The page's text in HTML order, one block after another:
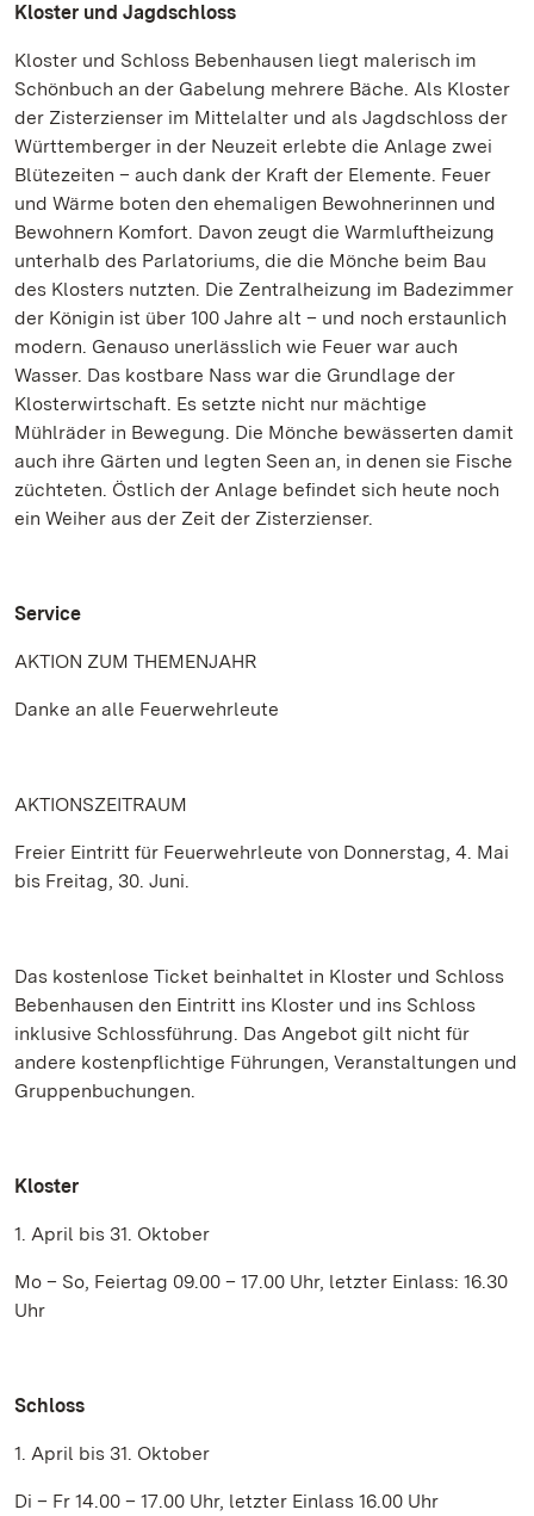
Kloster und Jagdschloss
Kloster und Schloss Bebenhausen liegt malerisch im
Schönbuch an der Gabelung mehrere Bäche. Als Kloster
der Zisterzienser im Mittelalter und als Jagdschloss der
Württemberger in der Neuzeit erlebte die Anlage zwei
Blütezeiten – auch dank der Kraft der Elemente. Feuer
und Wärme boten den ehemaligen Bewohnerinnen und
Bewohnern Komfort. Davon zeugt die Warmluftheizung
unterhalb des Parlatoriums, die die Mönche beim Bau
des Klosters nutzten. Die Zentralheizung im Badezimmer
der Königin ist über 100 Jahre alt – und noch erstaunlich
modern. Genauso unerlässlich wie Feuer war auch
Wasser. Das kostbare Nass war die Grundlage der
Klosterwirtschaft. Es setzte nicht nur mächtige
Mühlräder in Bewegung. Die Mönche bewässerten damit
auch ihre Gärten und legten Seen an, in denen sie Fische
züchteten. Östlich der Anlage befindet sich heute noch
ein Weiher aus der Zeit der Zisterzienser.
Service
AKTION ZUM THEMENJAHR
Danke an alle Feuerwehrleute
AKTIONSZEITRAUM
Freier Eintritt für Feuerwehrleute von Donnerstag, 4. Mai
bis Freitag, 30. Juni.
Das kostenlose Ticket beinhaltet in Kloster und Schloss
Bebenhausen den Eintritt ins Kloster und ins Schloss
inklusive Schlossführung. Das Angebot gilt nicht für
andere kostenpflichtige Führungen, Veranstaltungen und
Gruppenbuchungen.
Kloster
1. April bis 31. Oktober
Mo – So, Feiertag 09.00 – 17.00 Uhr, letzter Einlass: 16.30
Uhr
Schloss
1. April bis 31. Oktober
Di – Fr 14.00 – 17.00 Uhr, letzter Einlass 16.00 Uhr